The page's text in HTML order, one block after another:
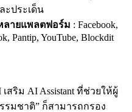
ะประเด็น
ลายแพลตฟอร์ม : Facebook,
Pantip, YouTube, Blockdit
สริม AI Assistant ที่ช่วยให้ผู้
รมชาติ” ก็สามารถกรอง